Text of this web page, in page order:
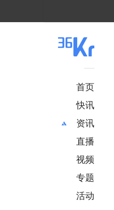
首页
快讯
资讯
推荐
财经
项目推荐
安徽
直播
视频
专题
活动